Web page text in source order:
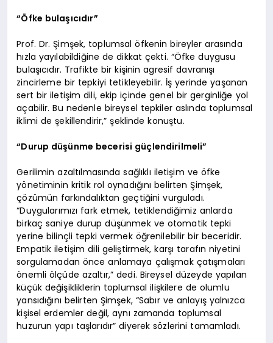
“Öfke bulaşıcıdır”
Prof. Dr. Şimşek, toplumsal öfkenin bireyler arasında
hızla yayılabildiğine de dikkat çekti. “Öfke duygusu
bulaşıcıdır. Trafikte bir kişinin agresif davranışı
zincirleme bir tepkiyi tetikleyebilir. İş yerinde yaşanan
sert bir iletişim dili, ekip içinde genel bir gerginliğe yol
açabilir. Bu nedenle bireysel tepkiler aslında toplumsal
iklimi de şekillendirir,” şeklinde konuştu.
“Durup düşünme becerisi güçlendirilmeli”
Gerilimin azaltılmasında sağlıklı iletişim ve öfke
yönetiminin kritik rol oynadığını belirten Şimşek,
çözümün farkındalıktan geçtiğini vurguladı.
“Duygularımızı fark etmek, tetiklendiğimiz anlarda
birkaç saniye durup düşünmek ve otomatik tepki
yerine bilinçli tepki vermek öğrenilebilir bir beceridir.
Empatik iletişim dili geliştirmek, karşı tarafın niyetini
sorgulamadan önce anlamaya çalışmak çatışmaları
önemli ölçüde azaltır,” dedi. Bireysel düzeyde yapılan
küçük değişikliklerin toplumsal ilişkilere de olumlu
yansıdığını belirten Şimşek, “Sabır ve anlayış yalnızca
kişisel erdemler değil, aynı zamanda toplumsal
huzurun yapı taşlarıdır” diyerek sözlerini tamamladı.